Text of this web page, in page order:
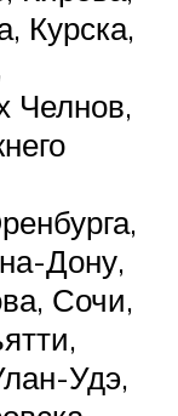
Курска,
Челнов,
Дону,
Сочи,
Удэ,